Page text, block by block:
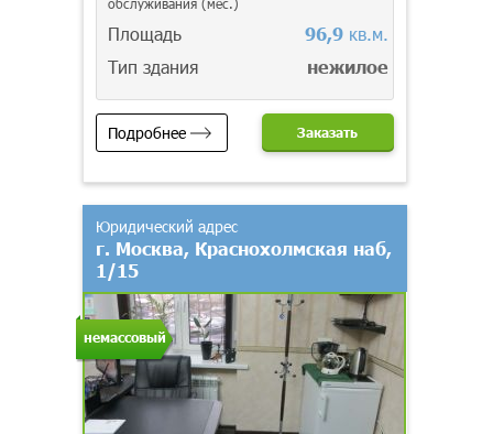
Площадь 96,9кв.м.
Тип здания
нежилое
Подробнее Заказать
немассовый
Юридический адрес
г. Москва, Краснохолмская наб,
1/15